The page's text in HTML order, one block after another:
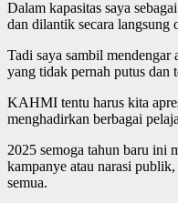
Dalam kapasitas saya
dan dilantik secara langsung
Tadi saya sambil mendengar
yang tidak pernah putus dan
KAHMI tentu harus kita
menghadirkan berbagai
2025 semoga tahun baru ini
kampanye atau narasi
semua.